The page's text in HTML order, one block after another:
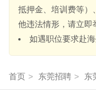
抵押金、培训费等）
他违法情形，请立即
如遇职位要求赴
首页 > 东莞招聘 > 东